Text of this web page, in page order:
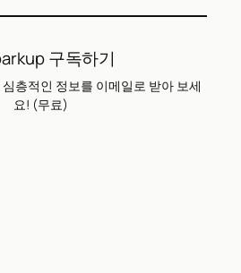
구독하기
층적인 정보를 이메일로 받아 보세
요! (무료)